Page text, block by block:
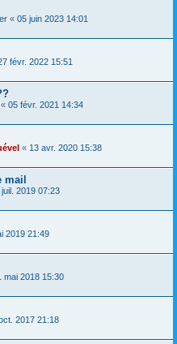
« 05 juin 2023 14:01
févr. 2022 15:51
« 05 févr. 2021 14:34
« 13 avr. 2020 15:38
mail
juil. 2019 07:23
2019 21:49
mai 2018 15:30
2017 21:18